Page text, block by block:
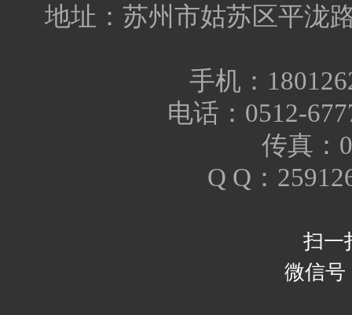
地址：苏州市姑苏区平泷
手机：
电话：0512-
传真：
Q Q：
扫一
微信号